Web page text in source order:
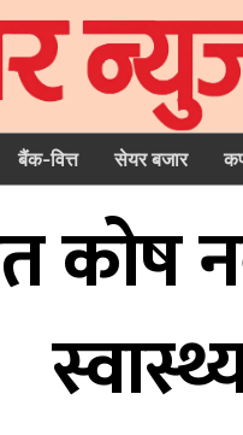
बैंक-वित्त सेयर बजार
कोष